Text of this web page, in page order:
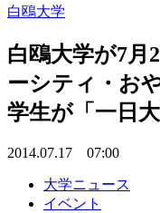
白鴎大学
白鴎大学が7月
ーシティ・お
学生が「一日
2014.07.17 07:00
大学ニュース
イベント